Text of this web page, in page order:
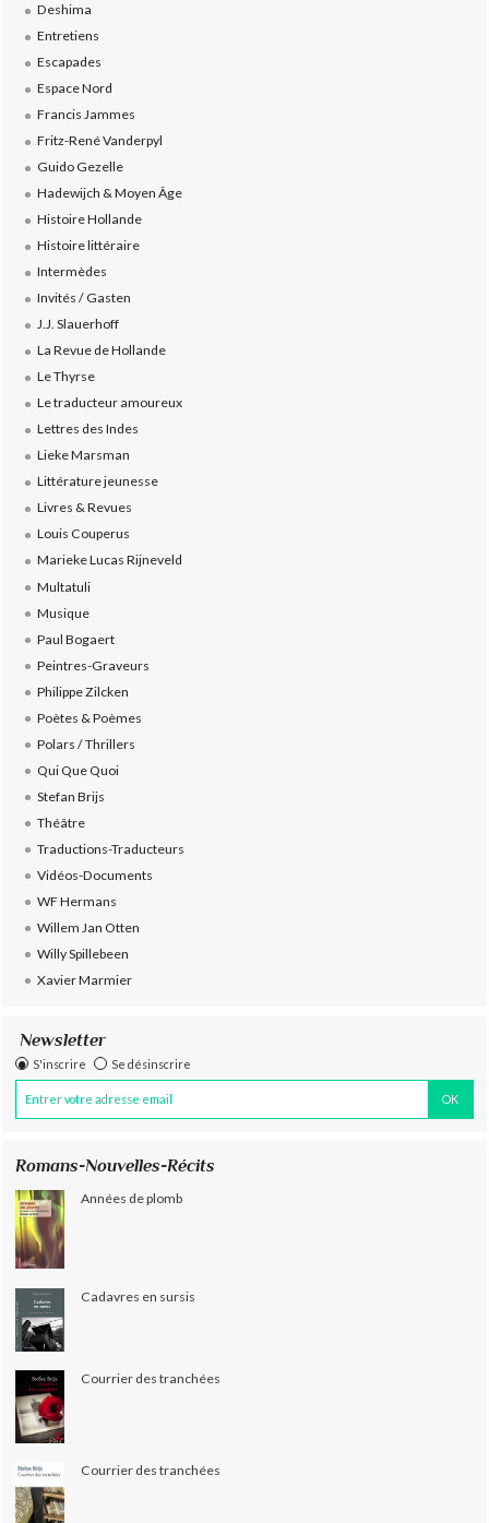
Deshima
Entretiens
Escapades
Espace Nord
Francis Jammes
Fritz-René Vanderpyl
Guido Gezelle
Hadewijch & Moyen Âge
Histoire Hollande
Histoire littéraire
Intermèdes
Invités / Gasten
J.J. Slauerhoff
La Revue de Hollande
Le Thyrse
Le traducteur amoureux
Lettres des Indes
Lieke Marsman
Littérature jeunesse
Livres & Revues
Louis Couperus
Marieke Lucas Rijneveld
Multatuli
Musique
Paul Bogaert
Peintres-Graveurs
Philippe Zilcken
Poètes & Poèmes
Polars / Thrillers
Qui Que Quoi
Stefan Brijs
Théâtre
Traductions-Traducteurs
Vidéos-Documents
WF Hermans
Willem Jan Otten
Willy Spillebeen
Xavier Marmier
Newsletter
S'inscrire Se désinscrire
Romans-Nouvelles-Récits
Années de plomb
Cadavres en sursis
Courrier des tranchées
Courrier des tranchées